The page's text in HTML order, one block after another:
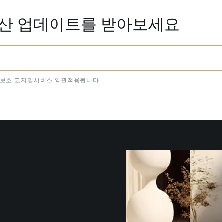
업데이트를 받아보세요
호 고지 및 서비스 약관적용됩니다.